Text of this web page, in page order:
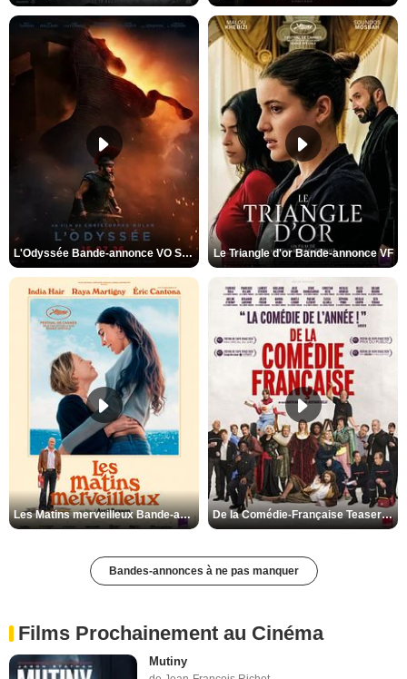
L'Odyssée Bande-annonce VO STFR Le Triangle d'or Bande-annonce VF
Les Matins merveilleux Bande-annonce VF De la Comédie-Française Teaser VF
Bandes-annonces à ne pas manquer
Films Prochainement au Cinéma
Mutiny